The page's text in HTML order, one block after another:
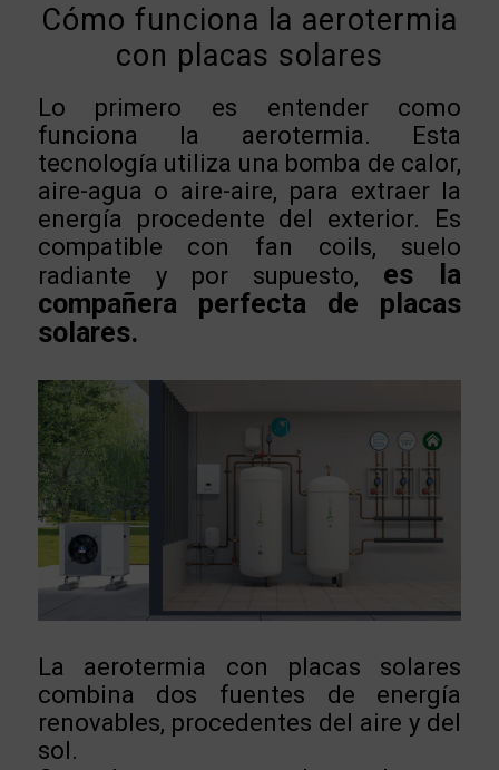
Cómo funciona la aerotermia
con placas solares
Lo primero es entender como
funciona la aerotermia. Esta
tecnología utiliza una bomba de calor,
aire-agua o aire-aire, para extraer la
energía procedente del exterior. Es
compatible con fan coils, suelo
radiante y por supuesto, es la
compañera perfecta de placas
solares.
La aerotermia con placas solares
combina dos fuentes de energía
renovables, procedentes del aire y del
sol.